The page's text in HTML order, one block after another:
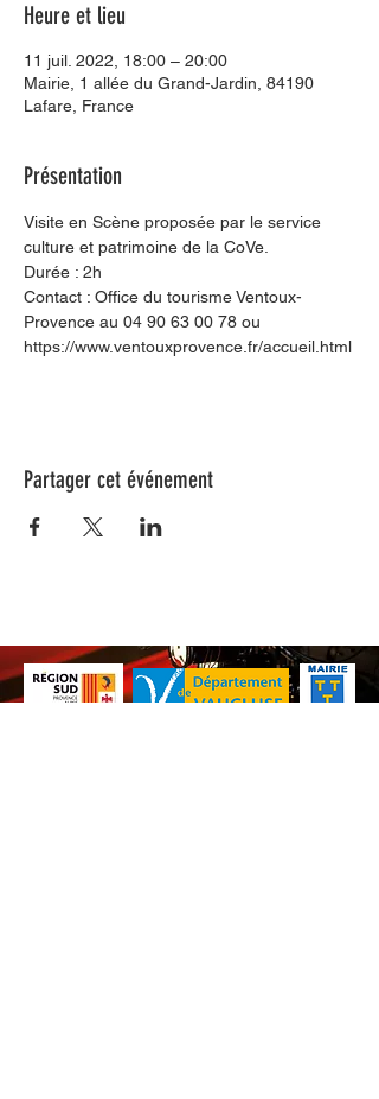
Heure et lieu
11 juil. 2022, 18:00 – 20:00
Mairie, 1 allée du Grand-Jardin, 84190
Lafare, France
Présentation
Visite en Scène proposée par le service
culture et patrimoine de la CoVe.
Durée : 2h
Contact : Office du tourisme Ventoux-
Provence au 04 90 63 00 78 ou
https://www.ventouxprovence.fr/accueil.html
Partager cet événement